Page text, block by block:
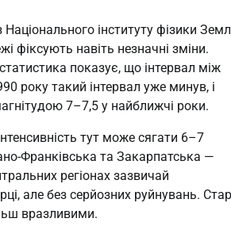
інституту фізики
фіксують навіть незначні зміни.
показує, що інтервал між
року такий інтервал уже минув, і
7–7,5 у найближчі роки.
тут може сягати 6–7
Франківська та Закарпатська —
регіонах зазвичай
але без серйозних руйнувань.
вразливими.